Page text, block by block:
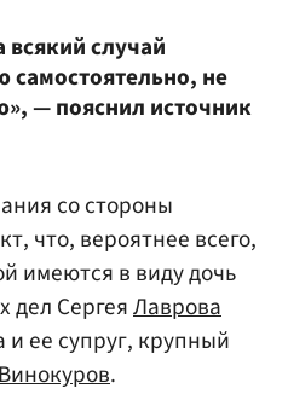
случай
самостоятельно, не
— пояснил источник
со стороны
что, вероятнее всего,
имеются в виду дочь
дел СергеяЛаврова
ее супруг, крупный
.